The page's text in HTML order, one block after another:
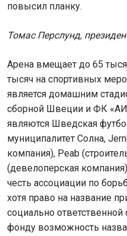
повысил планку.
Томас Перслунд,
Арена вмещает до 65
тысяч на спортивных
является домашним
сборной Швеции и ФК
являются Шведская
муниципалитет Солна,
компания), Peab
(девелоперская
честь ассоциации по
хотя право на название
социально
фонду возможность